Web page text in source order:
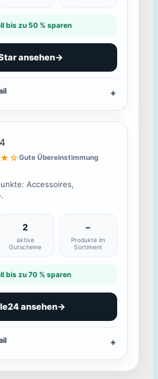
bis zu 50 % sparen
ansehen→
Gute Übereinstimmung
Accessoires,
2
aktive
Gutscheine
–
Produkte im
Sortiment
bis zu 70 % sparen
ansehen→